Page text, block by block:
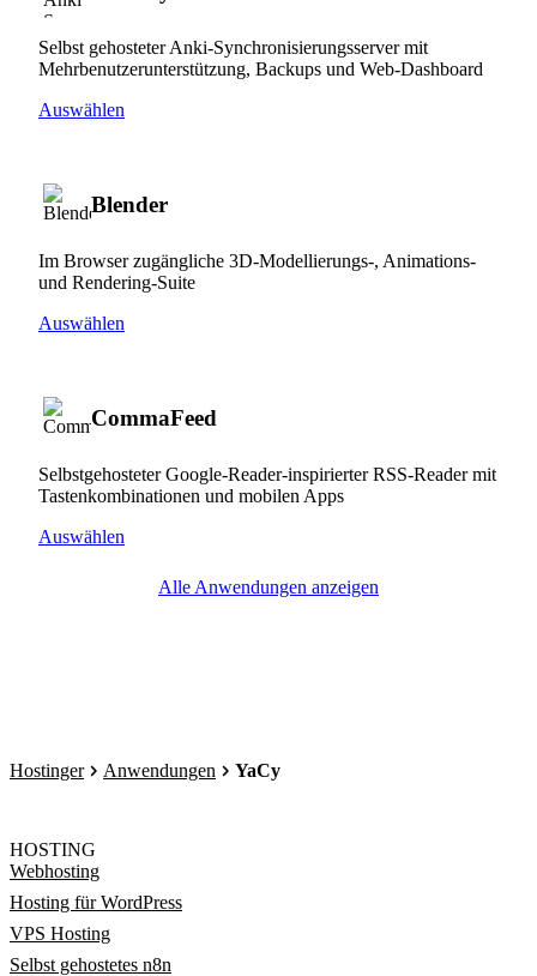
Selbst gehosteter Anki-Synchronisierungsserver mit
Mehrbenutzerunterstützung, Backups und Web-Dashboard
Auswählen
Blender
Im Browser zugängliche 3D-Modellierungs-, Animations-
und Rendering-Suite
Auswählen
CommaFeed
Selbstgehosteter Google-Reader-inspirierter RSS-Reader mit
Tastenkombinationen und mobilen Apps
Auswählen
Alle Anwendungen anzeigen
Hostinger Anwendungen YaCy
HOSTING
Webhosting
Hosting für WordPress
VPS Hosting
Selbst gehostetes n8n